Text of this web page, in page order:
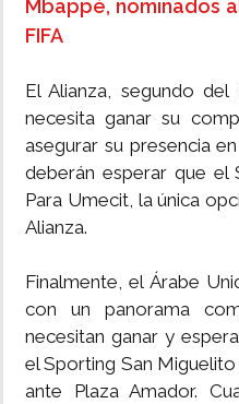
Mbappé, nominados
FIFA
El Alianza, segundo
necesita ganar su
asegurar su presencia
deberán esperar que el
Para Umecit, la única
Alianza.
Finalmente, el Árabe
con un panorama
necesitan ganar y
el Sporting San
ante Plaza Amador.